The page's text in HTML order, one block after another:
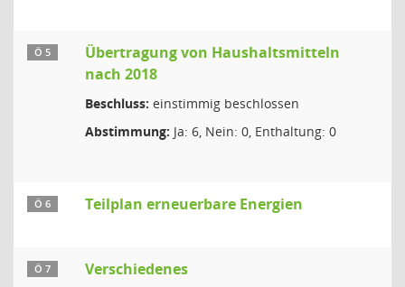
Ö 5
Übertragung von Haushaltsmitteln
nach 2018
Beschluss: einstimmig beschlossen
Abstimmung: Ja: 6, Nein: 0, Enthaltung: 0
Ö 6 Teilplan erneuerbare Energien
Ö 7 Verschiedenes